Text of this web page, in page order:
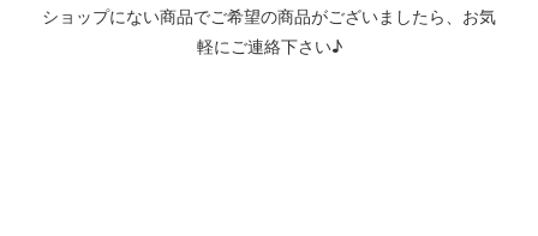
ショップにない商品でご希望の商品がございましたら、お気
軽にご連絡下さい♪